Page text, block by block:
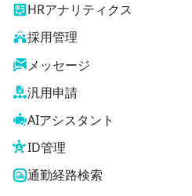
HRアナリティクス
採用管理
メッセージ
汎用申請
AIアシスタント
ID管理
通勤経路検索